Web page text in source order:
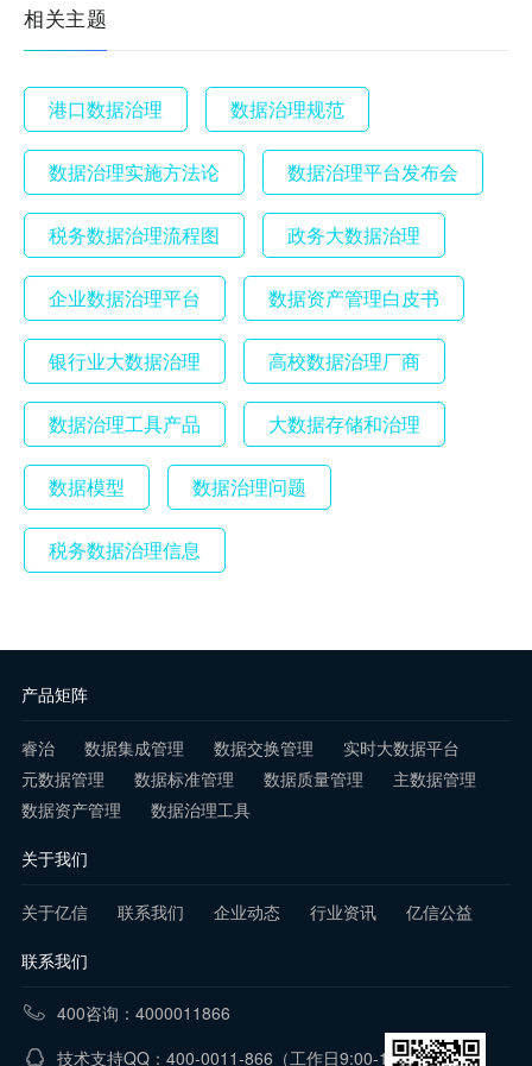
相关主题
港口数据治理 数据治理规范
数据治理实施方法论 数据治理平台发布会
税务数据治理流程图 政务大数据治理
企业数据治理平台 数据资产管理白皮书
银行业大数据治理 高校数据治理厂商
数据治理工具产品 大数据存储和治理
数据模型 数据治理问题
税务数据治理信息
产品矩阵
睿治 数据集成管理 数据交换管理
实时大数据平台
元数据管理
数据标准管理 数据质量管理
主数据管理
数据资产管理
数据治理工具
关于我们
关于亿信 联系我们 企业动态 行业资讯 亿信公益
联系我们
400咨询：4000011866
技术支持QQ：400-0011-866 （工作日9:00-18:00）